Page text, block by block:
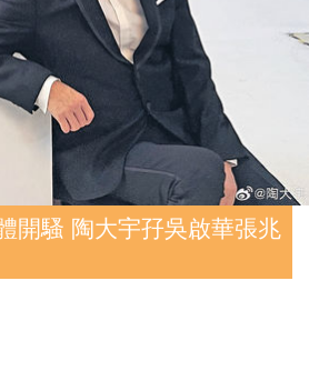
開騷 陶大宇孖吳啟華張兆